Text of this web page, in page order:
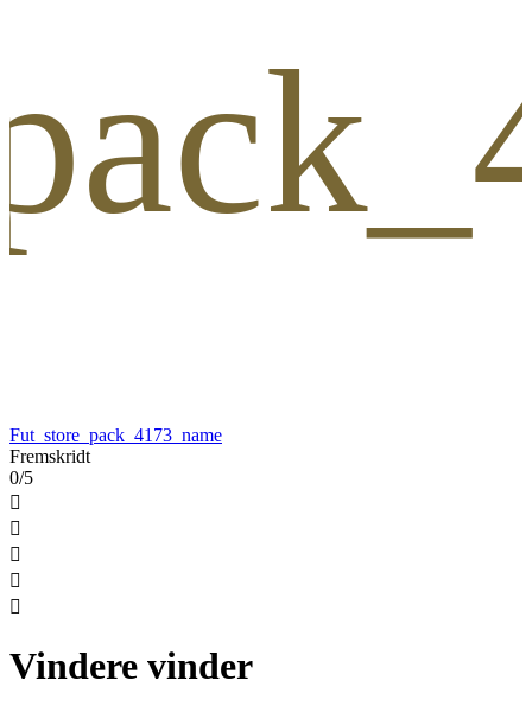
Fut_store_pack_4173_name
Fremskridt
0/5





Vindere vinder